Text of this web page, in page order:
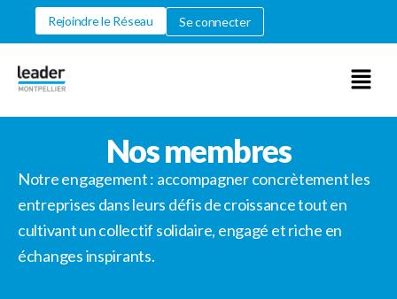
Rejoindre le Réseau Se connecter
Nos membres
Notre engagement : accompagner concrètement les
entreprises dans leurs défis de croissance tout en
cultivant un collectif solidaire, engagé et riche en
échanges inspirants.